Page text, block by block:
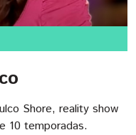
Shore, reality show
10 temporadas.